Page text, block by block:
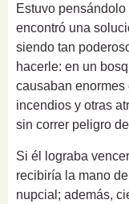
Estuvo
encontró una
siendo tan
hacerle: en un
causaban enormes
incendios y otras
sin correr peligro
Si él lograba
recibiría la mano
nupcial; además,